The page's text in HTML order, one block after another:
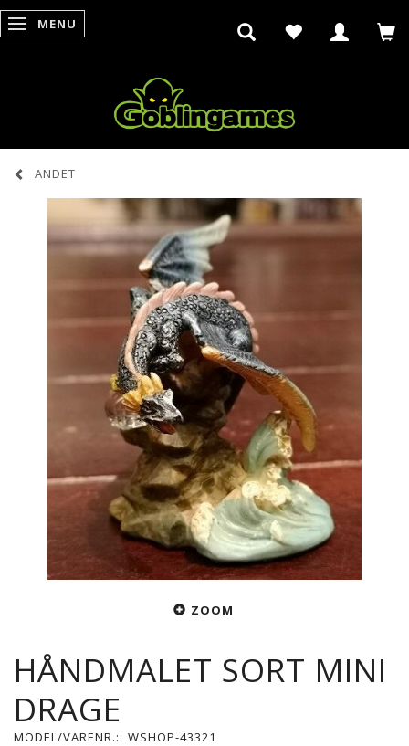
SKIFTE NAVIGATION
MENU
ANDET
ZOOM
HÅNDMALET SORT MINI
DRAGE
MODEL/VARENR.: WSHOP-43321